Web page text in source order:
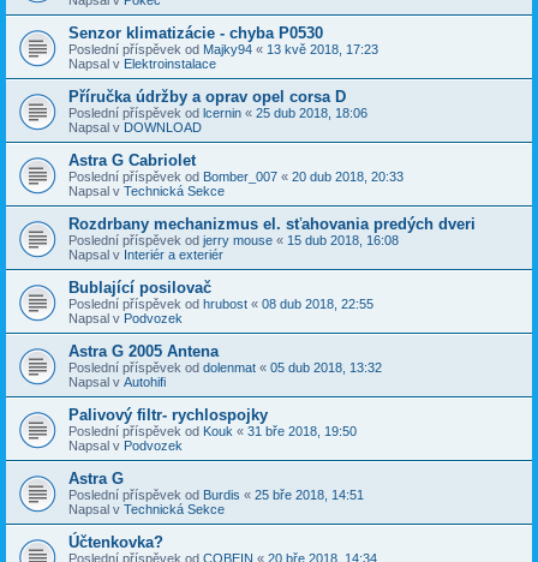
Senzor klimatizácie - chyba P0530
Poslední příspěvek od Majky94 « 13 kvě 2018, 17:23
Napsal v Elektroinstalace
Příručka údržby a oprav opel corsa D
Poslední příspěvek od lcernin « 25 dub 2018, 18:06
Napsal v DOWNLOAD
Astra G Cabriolet
Poslední příspěvek od Bomber_007 « 20 dub 2018, 20:33
Napsal v Technická Sekce
Rozdrbany mechanizmus el. sťahovania predých dveri
Poslední příspěvek od jerry mouse « 15 dub 2018, 16:08
Napsal v Interiér a exteriér
Bublající posilovač
Poslední příspěvek od hrubost « 08 dub 2018, 22:55
Napsal v Podvozek
Astra G 2005 Antena
Poslední příspěvek od dolenmat « 05 dub 2018, 13:32
Napsal v Autohifi
Palivový filtr- rychlospojky
Poslední příspěvek od Kouk « 31 bře 2018, 19:50
Napsal v Podvozek
Astra G
Poslední příspěvek od Burdis « 25 bře 2018, 14:51
Napsal v Technická Sekce
Účtenkovka?
Poslední příspěvek od COBEIN « 20 bře 2018, 14:34